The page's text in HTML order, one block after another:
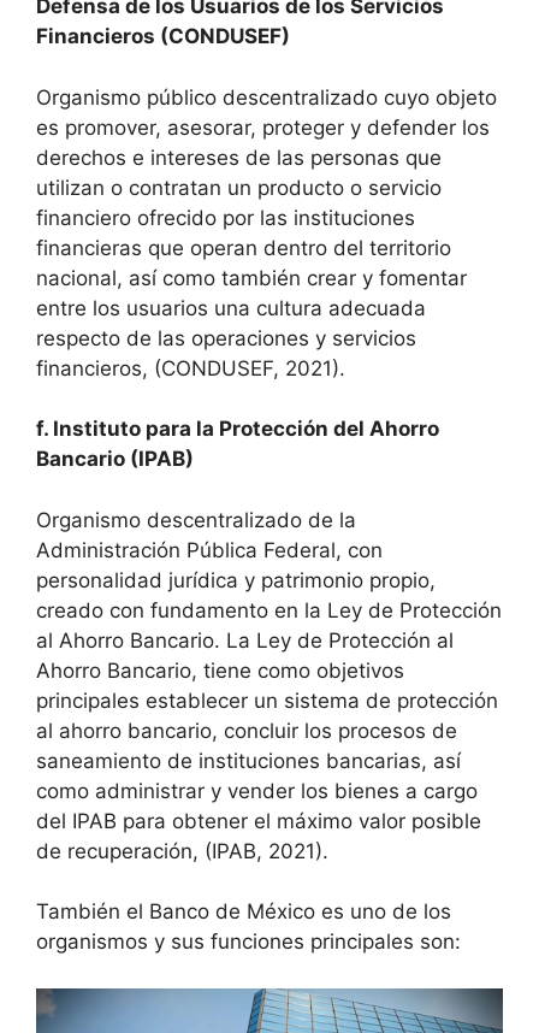
Defensa de los Usuarios de los Servicios
Financieros (CONDUSEF)
Organismo público descentralizado cuyo objeto
es promover, asesorar, proteger y defender los
derechos e intereses de las personas que
utilizan o contratan un producto o servicio
financiero ofrecido por las instituciones
financieras que operan dentro del territorio
nacional, así como también crear y fomentar
entre los usuarios una cultura adecuada
respecto de las operaciones y servicios
financieros, (CONDUSEF, 2021).
f. Instituto para la Protección del Ahorro
Bancario (IPAB)
Organismo descentralizado de la
Administración Pública Federal, con
personalidad jurídica y patrimonio propio,
creado con fundamento en la Ley de Protección
al Ahorro Bancario. La Ley de Protección al
Ahorro Bancario, tiene como objetivos
principales establecer un sistema de protección
al ahorro bancario, concluir los procesos de
saneamiento de instituciones bancarias, así
como administrar y vender los bienes a cargo
del IPAB para obtener el máximo valor posible
de recuperación, (IPAB, 2021).
También el Banco de México es uno de los
organismos y sus funciones principales son: